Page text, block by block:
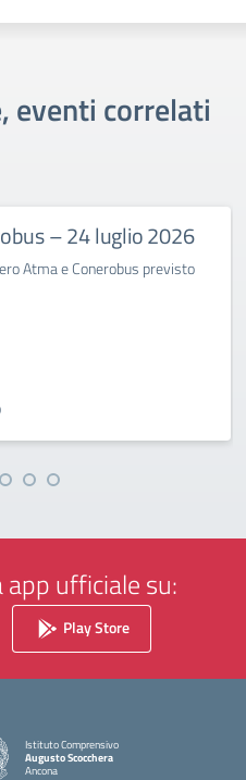
eventi correlati
– 24 luglio 2026
Atma e Conerobus previsto
app ufficiale su:
Play Store
Istituto Comprensivo
Augusto Scocchera
Ancona